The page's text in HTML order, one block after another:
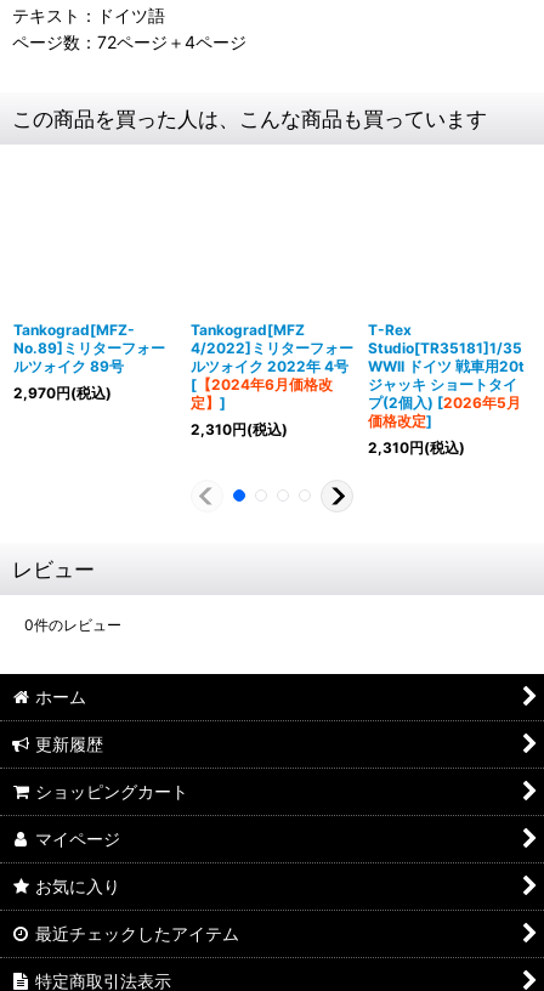
テキスト：ドイツ語
ページ数：72ページ＋4ページ
この商品を買った人は、こんな商品も買っています
Tankograd[MFZ-
No.89]ミリターフォー
ルツォイク 89号
2,970円(税込)
Tankograd[MFZ
4/2022]ミリターフォー
ルツォイク 2022年 4号
[ 【2024年6月価格改
定】 ]
2,310円(税込)
T-Rex
Studio[TR35181]1/35
WWII ドイツ 戦車用20t
ジャッキ ショートタイ
プ(2個入) [2026年5月
価格改定]
2,310円(税込)
レビュー
0件のレビュー
ホーム
更新履歴
ショッピングカート
マイページ
お気に入り
最近チェックしたアイテム
特定商取引法表示